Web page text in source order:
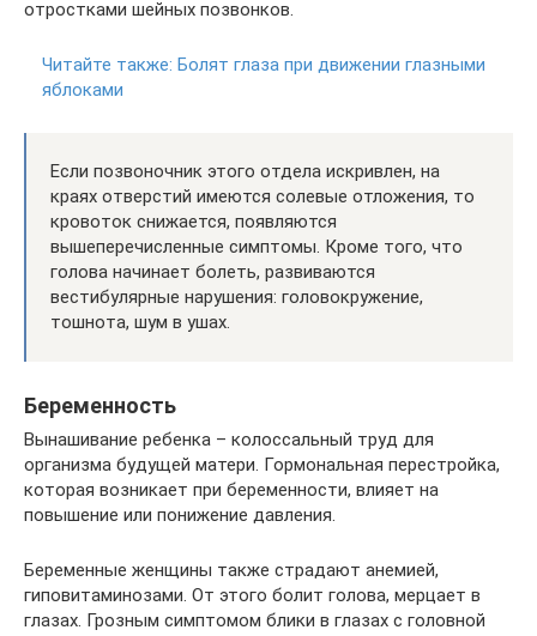
отростками шейных позвонков.
Читайте также: Болят глаза при движении глазными
яблоками
Если позвоночник этого отдела искривлен, на
краях отверстий имеются солевые отложения, то
кровоток снижается, появляются
вышеперечисленные симптомы. Кроме того, что
голова начинает болеть, развиваются
вестибулярные нарушения: головокружение,
тошнота, шум в ушах.
Беременность
Вынашивание ребенка – колоссальный труд для
организма будущей матери. Гормональная перестройка,
которая возникает при беременности, влияет на
повышение или понижение давления.
Беременные женщины также страдают анемией,
гиповитаминозами. От этого болит голова, мерцает в
глазах. Грозным симптомом блики в глазах с головной